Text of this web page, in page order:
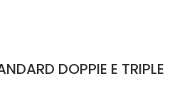
DOPPIE E TRIPLE